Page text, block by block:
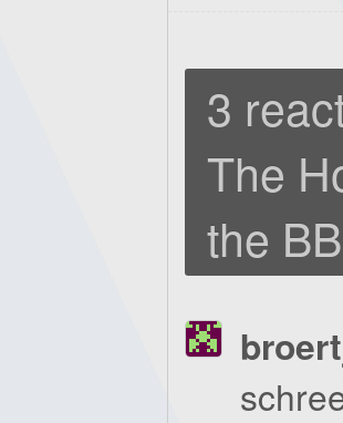
3
The
the